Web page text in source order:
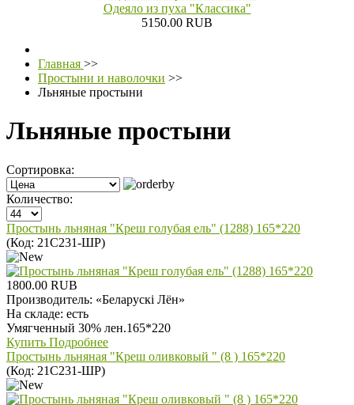
Одеяло из пуха "Классика"
5150.00 RUB
Главная >>
Простыни и наволочки >>
Льняные простыни
Льняные простыни
Сортировка:
Количество:
Простынь льняная "Креш голубая ель" (1288) 165*220
(Код: 21С231-ШР)
1800.00 RUB
Производитель: «Беларускi Лён»
На складе: есть
Умягченный 30% лен.165*220
Купить Подробнее
Простынь льняная "Креш оливковый " (8 ) 165*220
(Код: 21С231-ШР)